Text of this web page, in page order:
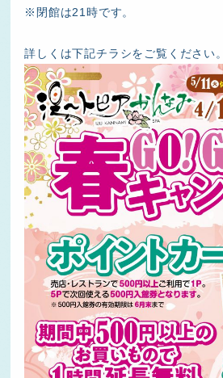
※閉館は21時です。
詳しくは下記チラシをご覧ください。